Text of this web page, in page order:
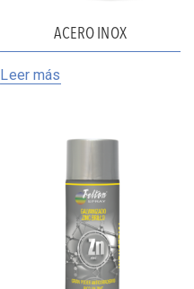
ACERO INOX
Leer más